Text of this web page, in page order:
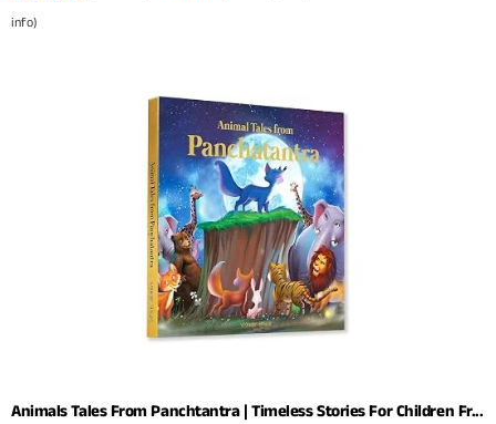
info)
Animals Tales From Panchtantra | Timeless Stories For Children Fr...